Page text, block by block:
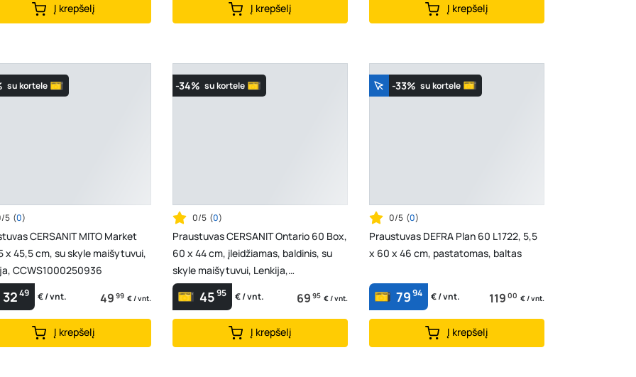
Į krepšelį Į krepšelį Į krepšelį
su kortele
5 (0)
CERSANIT MITO Market
x 45,5 cm, su skyle maišytuvui,
CCWS1000250936
3249 € / vnt. 49 99 € / vnt.
Į krepšelį
-34% su kortele
0/5 (0)
Praustuvas CERSANIT Ontario 60 Box,
60 x 44 cm, įleidžiamas, baldinis, su
skyle maišytuvui, Lenkija,
CCWF1006253419
4595 € / vnt. 69 95 € / vnt.
Į krepšelį
-33% su kortele
0/5 (0)
Praustuvas DEFRA Plan 60 L1722, 5,5
x 60 x 46 cm, pastatomas, baltas
7994 € / vnt. 119 00 € / vnt.
Į krepšelį